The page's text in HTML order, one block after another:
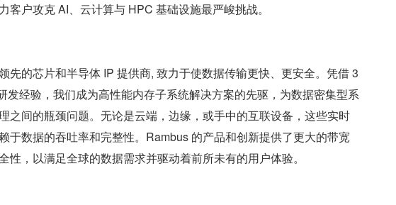
客户攻克 AI、云计算与 HPC 基础设施最严峻挑战。
先的芯片和半导体 IP 提供商, 致力于使数据传输更快、更安全。凭借 3
发经验，我们成为高性能内存子系统解决方案的先驱，为数据密集型系
之间的瓶颈问题。无论是云端，边缘，或手中的互联设备，这些实时
于数据的吞吐率和完整性。Rambus 的产品和创新提供了更大的带宽
性，以满足全球的数据需求并驱动着前所未有的用户体验。